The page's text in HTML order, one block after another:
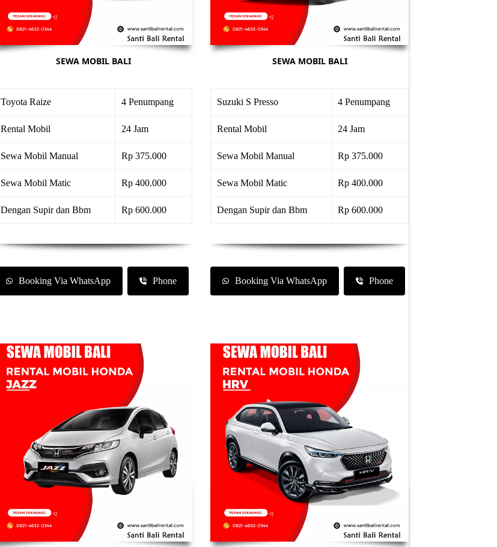
SEWA MOBIL BALI
Toyota Raize 4 Penumpang
Rental Mobil 24 Jam
Sewa Mobil Manual Rp 375.000
Sewa Mobil Matic Rp 400.000
Dengan Supir dan Bbm Rp 600.000
Booking Via WhatsApp Phone
SEWA MOBIL BALI
Suzuki S Presso 4 Penumpang
Rental Mobil 24 Jam
Sewa Mobil Manual Rp 375.000
Sewa Mobil Matic Rp 400.000
Dengan Supir dan Bbm Rp 600.000
Booking Via WhatsApp Phone